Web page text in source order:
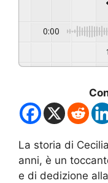
0:00
La storia di
anni, è un
e di dedizione